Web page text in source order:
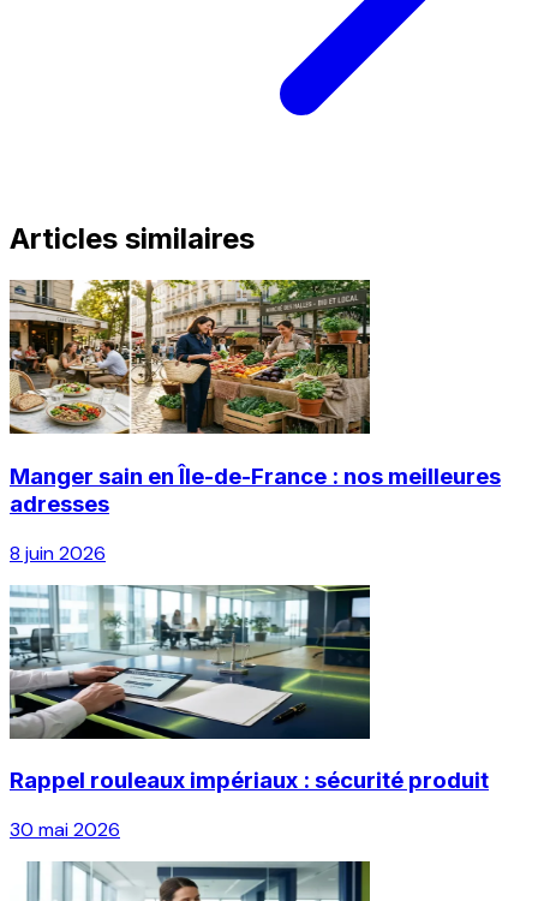
Articles similaires
Manger sain en Île-de-France : nos meilleures
adresses
8 juin 2026
Rappel rouleaux impériaux : sécurité produit
30 mai 2026